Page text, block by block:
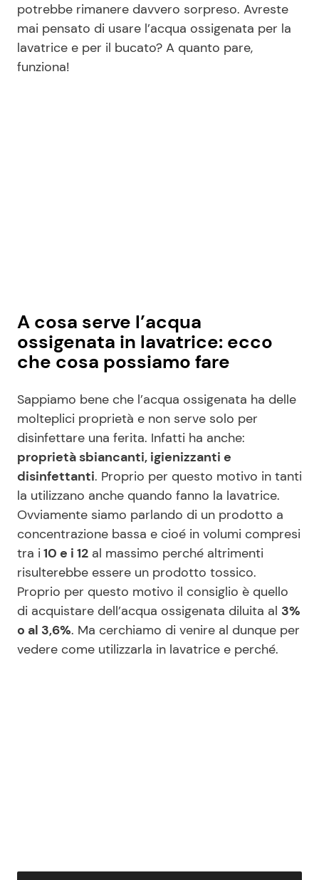
Info
potrebbe rimanere davvero sorpreso. Avreste
mai pensato di usare l’acqua ossigenata per la
lavatrice e per il bucato? A quanto pare,
funziona!
A cosa serve l’acqua
ossigenata in lavatrice: ecco
che cosa possiamo fare
Sappiamo bene che l’acqua ossigenata ha delle
molteplici proprietà e non serve solo per
disinfettare una ferita. Infatti ha anche:
proprietà sbiancanti, igienizzanti e
disinfettanti. Proprio per questo motivo in tanti
la utilizzano anche quando fanno la lavatrice.
Ovviamente siamo parlando di un prodotto a
concentrazione bassa e cioé in volumi compresi
tra i 10 e i 12 al massimo perché altrimenti
risulterebbe essere un prodotto tossico.
Proprio per questo motivo il consiglio è quello
di acquistare dell’acqua ossigenata diluita al 3%
o al 3,6%. Ma cerchiamo di venire al dunque per
vedere come utilizzarla in lavatrice e perché.